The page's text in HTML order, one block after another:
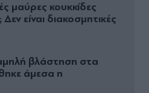
μαύρες κουκκίδες
είναι διακοσμητικές
βλάστηση στα
άμεσα η